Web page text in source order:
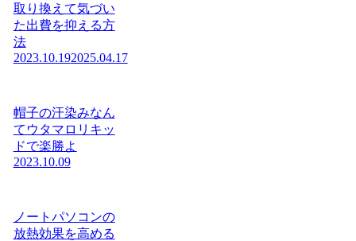
取り換えて気づい
た出費を抑える方
法
2023.10.192025.04.17
帽子の汗染みなん
てウタマロリキッ
ドで楽勝よ
2023.10.09
ノートパソコンの
放熱効果を高める